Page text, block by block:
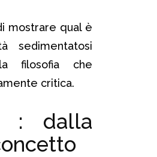
mostrare qual è
sedimentatosi
filosofia che
critica.
: dalla